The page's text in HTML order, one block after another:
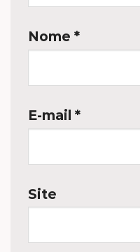
Nome *
E-mail *
Site